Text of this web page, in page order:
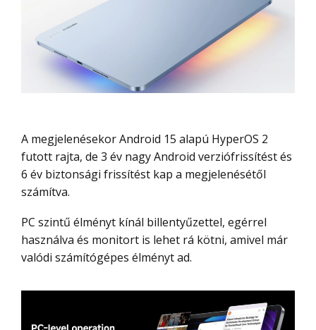
A megjelenésekor Android 15 alapú HyperOS 2
futott rajta, de 3 év nagy Android verziófrissítést és
6 év biztonsági frissítést kap a megjelenésétől
számítva.
PC szintű élményt kínál billentyűzettel, egérrel
használva és monitort is lehet rá kötni, amivel már
valódi számítógépes élményt ad.